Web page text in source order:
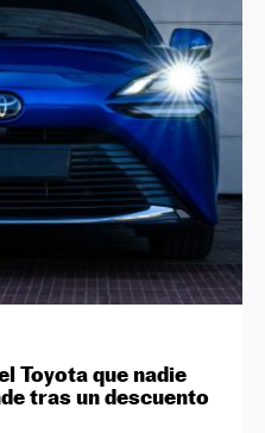
Toyota que nadie
tras un descuento